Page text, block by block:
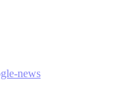
news